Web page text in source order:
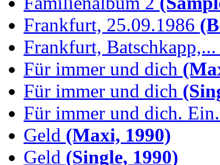
Frankfurt, 25.09.1986
Frankfurt, Batschkapp,...
Für immer und dich
Für immer und dich
Für immer und dich.
Geld (Maxi, 1990)
Geld (Single, 1990)